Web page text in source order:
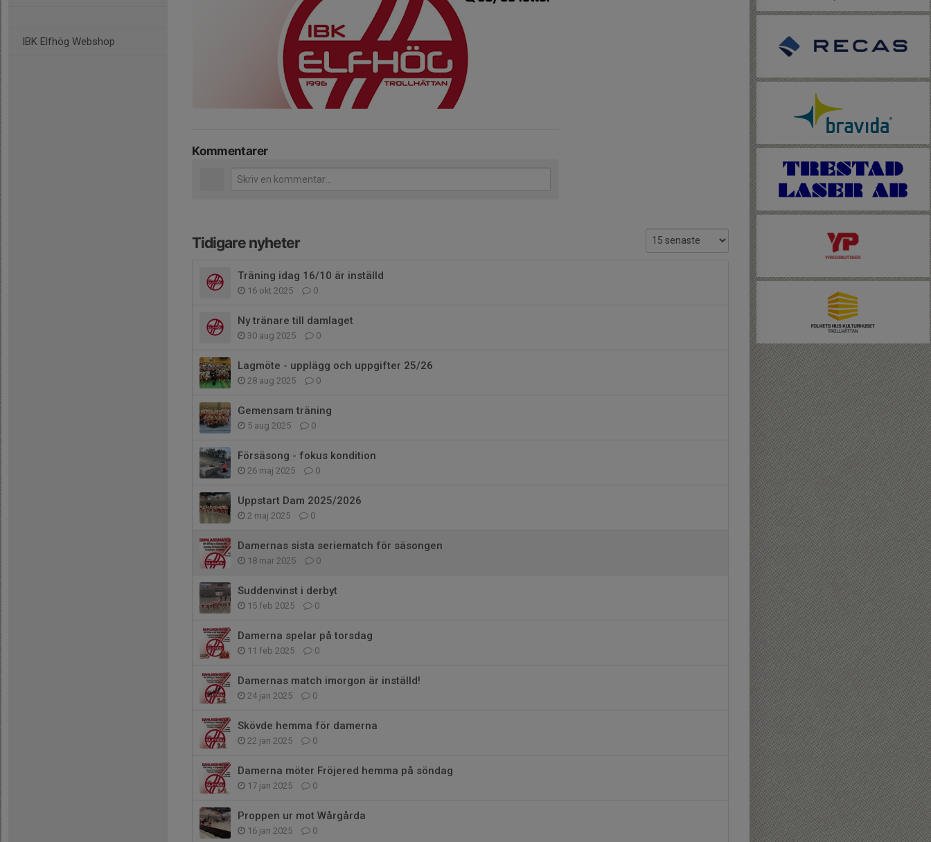
IBK Elfhög Webshop
Kommentarer
Tidigare nyheter
Träning idag 16/10 är inställd
16 okt 2025 0
Ny tränare till damlaget
30 aug 2025 0
Lagmöte - upplägg och uppgifter 25/26
28 aug 2025 0
Gemensam träning
5 aug 2025 0
Försäsong - fokus kondition
26 maj 2025 0
Uppstart Dam 2025/2026
2 maj 2025 0
Damernas sista seriematch för säsongen
18 mar 2025 0
Suddenvinst i derbyt
15 feb 2025 0
Damerna spelar på torsdag
11 feb 2025 0
Damernas match imorgon är inställd!
24 jan 2025 0
Skövde hemma för damerna
22 jan 2025 0
Damerna möter Fröjered hemma på söndag
17 jan 2025 0
Proppen ur mot Wårgårda
16 jan 2025 0